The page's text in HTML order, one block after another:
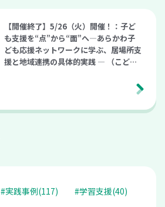
【開催終了】5/26（火）開催！：子ど
も支援を“点”から“面”へ―あらかわ子
ども応援ネットワークに学ぶ、居場所支
援と地域連携の具体的実践 ― （こども
#実践事例(117) #学習支援(40)